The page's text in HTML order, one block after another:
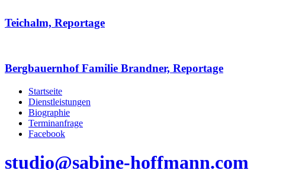
Teichalm, Reportage
Bergbauernhof Familie Brandner, Reportage
Startseite
Dienstleistungen
Biographie
Terminanfrage
Facebook
studio@sabine-hoffmann.com